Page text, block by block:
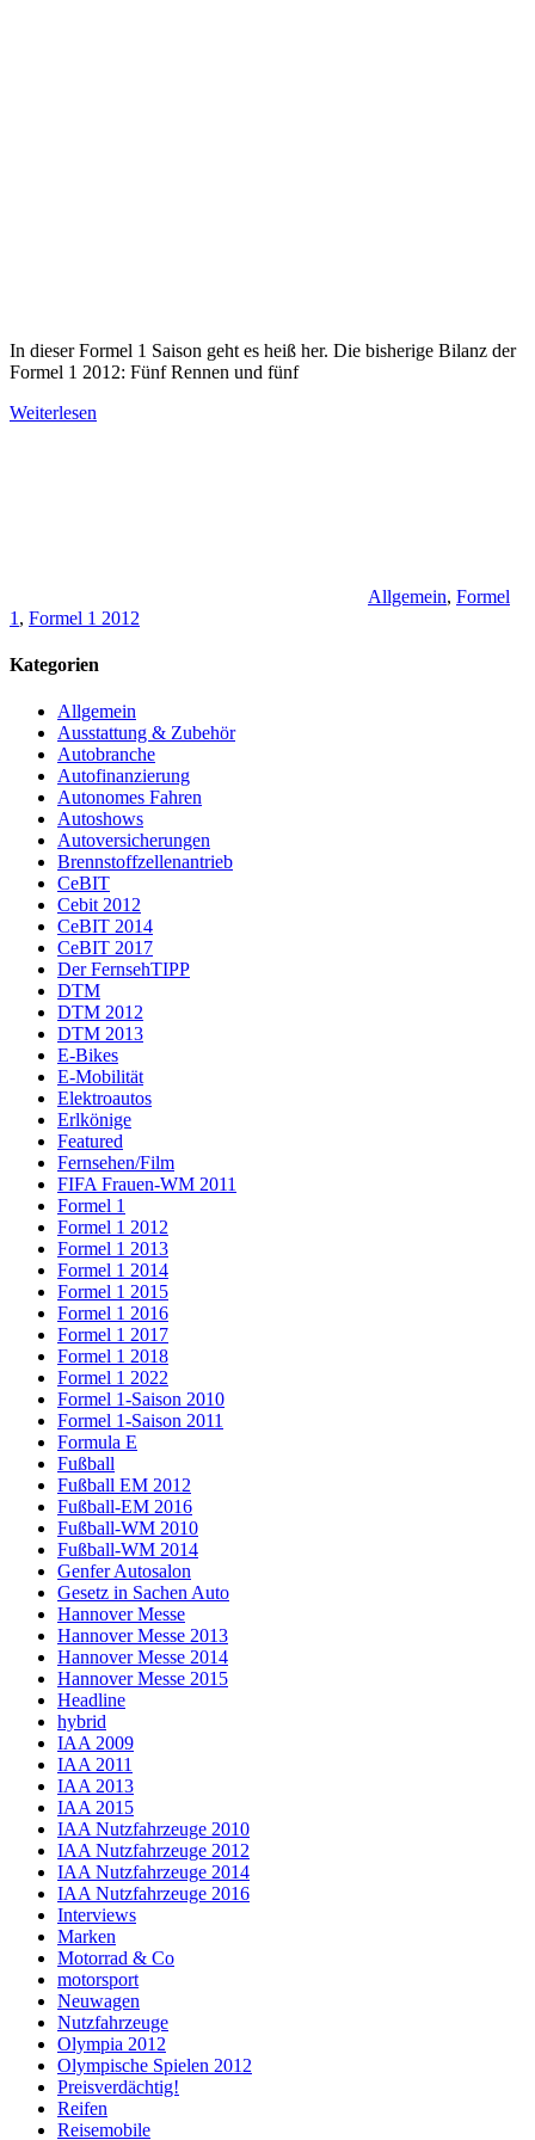
In dieser Formel 1 Saison geht es heiß her. Die bisherige Bilanz der
Formel 1 2012: Fünf Rennen und fünf
Weiterlesen
Allgemein, Formel
1 , Formel 1 2012
Kategorien
Allgemein
Ausstattung & Zubehör
Autobranche
Autofinanzierung
Autonomes Fahren
Autoshows
Autoversicherungen
Brennstoffzellenantrieb
CeBIT
Cebit 2012
CeBIT 2014
CeBIT 2017
Der FernsehTIPP
DTM
DTM 2012
DTM 2013
E-Bikes
E-Mobilität
Elektroautos
Erlkönige
Featured
Fernsehen/Film
FIFA Frauen-WM 2011
Formel 1
Formel 1 2012
Formel 1 2013
Formel 1 2014
Formel 1 2015
Formel 1 2016
Formel 1 2017
Formel 1 2018
Formel 1 2022
Formel 1-Saison 2010
Formel 1-Saison 2011
Formula E
Fußball
Fußball EM 2012
Fußball-EM 2016
Fußball-WM 2010
Fußball-WM 2014
Genfer Autosalon
Gesetz in Sachen Auto
Hannover Messe
Hannover Messe 2013
Hannover Messe 2014
Hannover Messe 2015
Headline
hybrid
IAA 2009
IAA 2011
IAA 2013
IAA 2015
IAA Nutzfahrzeuge 2010
IAA Nutzfahrzeuge 2012
IAA Nutzfahrzeuge 2014
IAA Nutzfahrzeuge 2016
Interviews
Marken
Motorrad & Co
motorsport
Neuwagen
Nutzfahrzeuge
Olympia 2012
Olympische Spielen 2012
Preisverdächtig!
Reifen
Reisemobile